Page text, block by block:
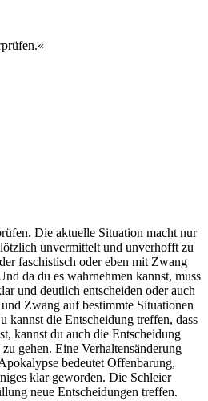
Die aktuelle Situation macht nur
unvermittelt und unverhofft zu
faschistisch oder eben mit Zwang
da du es wahrnehmen kannst, muss
und deutlich entscheiden oder auch
Zwang auf bestimmte Situationen
kannst die Entscheidung treffen, dass
kannst du auch die Entscheidung
gehen. Eine Verhaltensänderung
bedeutet Offenbarung,
klar geworden. Die Schleier
neue Entscheidungen treffen.